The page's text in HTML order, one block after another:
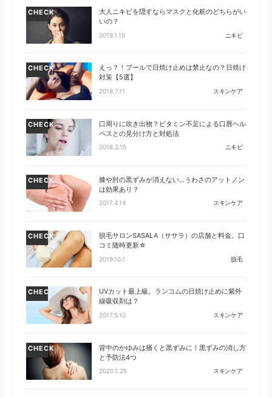
CHECK
大人ニキビを隠すならマスクと化粧のどちらがい
いの？
2019.1.15 ニキビ
CHECK
えっ？！プールで日焼け止めは禁止なの？日焼け
対策【5選】
2018.7.11 スキンケア
CHECK
口周りに吹き出物？ビタミン不足による口唇ヘル
ペスとの見分け方と対処法
2016.2.15 ニキビ
CHECK
膝や肘の黒ずみが消えない…うわさのアットノン
は効果あり？
2017.4.14 スキンケア
CHECK
脱毛サロンSASALA（ササラ）の店舗と料金。口
コミ随時更新☆
2019.10.1 脱毛
CHECK
UVカット最上級。ランコムの日焼け止めに紫外
線吸収剤は？
2017.5.10 スキンケア
CHECK
背中のかゆみは掻くと黒ずみに！黒ずみの消し方
と予防法4つ
2020.1.25 スキンケア